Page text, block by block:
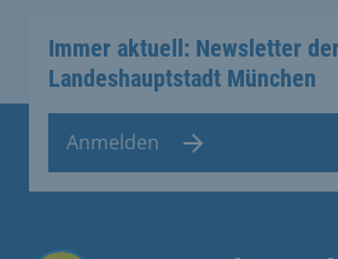
Immer aktuell: Newsletter der
Landeshauptstadt München
Anmelden